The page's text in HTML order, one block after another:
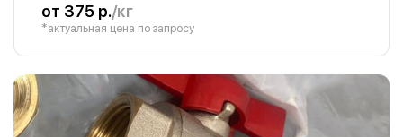
от 375 р./кг
*актуальная цена по запросу